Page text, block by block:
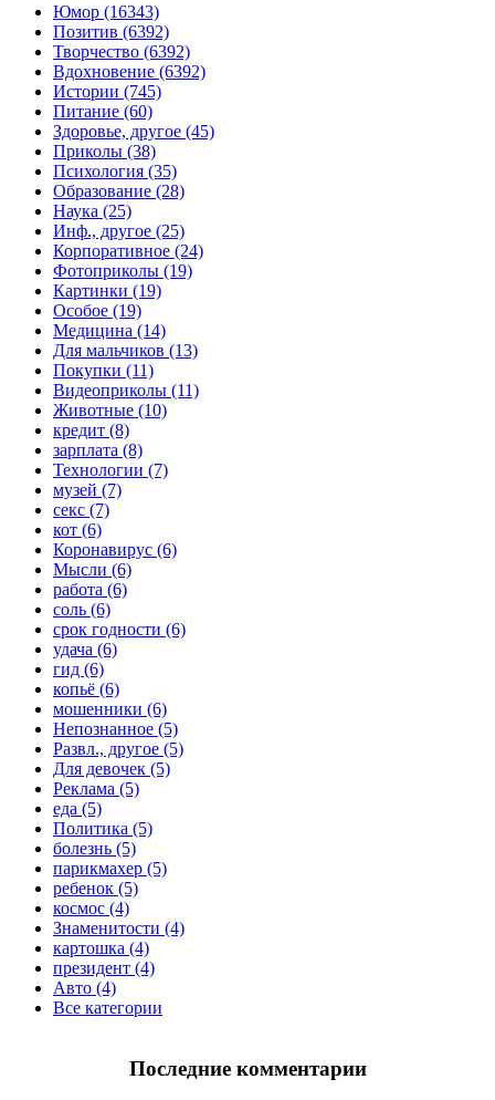
Юмор (16343)
Позитив (6392)
Творчество (6392)
Вдохновение (6392)
Истории (745)
Питание (60)
Здоровье, другое (45)
Приколы (38)
Психология (35)
Образование (28)
Наука (25)
Инф., другое (25)
Корпоративное (24)
Фотоприколы (19)
Картинки (19)
Особое (19)
Медицина (14)
Для мальчиков (13)
Покупки (11)
Видеоприколы (11)
Животные (10)
кредит (8)
зарплата (8)
Технологии (7)
музей (7)
секс (7)
кот (6)
Коронавирус (6)
Мысли (6)
работа (6)
соль (6)
срок годности (6)
удача (6)
гид (6)
копьё (6)
мошенники (6)
Непознанное (5)
Развл., другое (5)
Для девочек (5)
Реклама (5)
еда (5)
Политика (5)
болезнь (5)
парикмахер (5)
ребенок (5)
космос (4)
Знаменитости (4)
картошка (4)
президент (4)
Авто (4)
Все категории
Последние комментарии